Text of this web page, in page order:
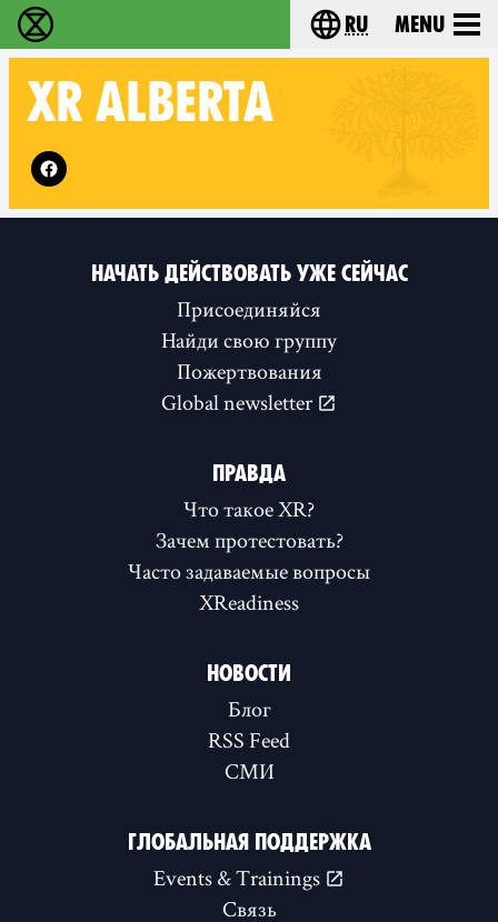
Extinction Rebellion - Home Choose your
ru Menu
XR ALBERTA
Follow XR Alberta on
НАЧАТЬ ДЕЙСТВОВАТЬ УЖЕ СЕЙЧАС
Присоединяйся
Найди свою группу
Пожертвования
Global newsletter
ПРАВДА
Что такое XR?
Зачем протестовать?
Часто задаваемые вопросы
XReadiness
НОВОСТИ
Блог
RSS Feed
СМИ
ГЛОБАЛЬНАЯ ПОДДЕРЖКА
Events & Trainings
Связь